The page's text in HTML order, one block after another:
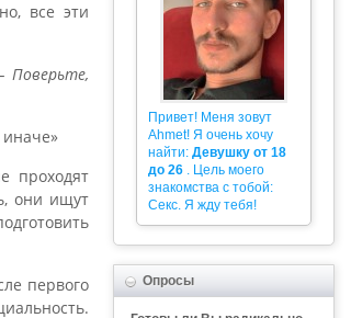
все эти
Поверьте,
проходят
они ищут
первого
Привет! Меня зовут
Ahmet! Я очень хочу
найти: Девушку от 18
до 26 . Цель моего
знакомства с тобой:
Секс. Я жду тебя!
Опросы